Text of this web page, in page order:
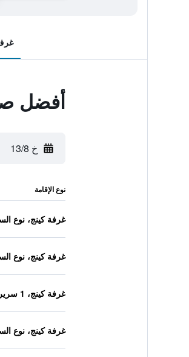
أفضل
خ 13/8
نوع الإقامة
غرفة كينج، نوع
غرفة كينج، نوع
غرفة كينج، 1 سرير كينغ
غرفة كينج، نوع